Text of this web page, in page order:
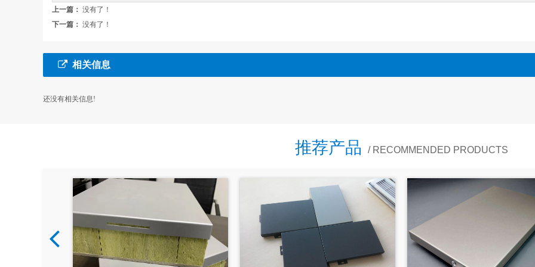
上一篇： 没有了！
下一篇： 没有了！
相关信息
还没有相关信息!
推荐产品 / RECOMMENDED PRODUCTS